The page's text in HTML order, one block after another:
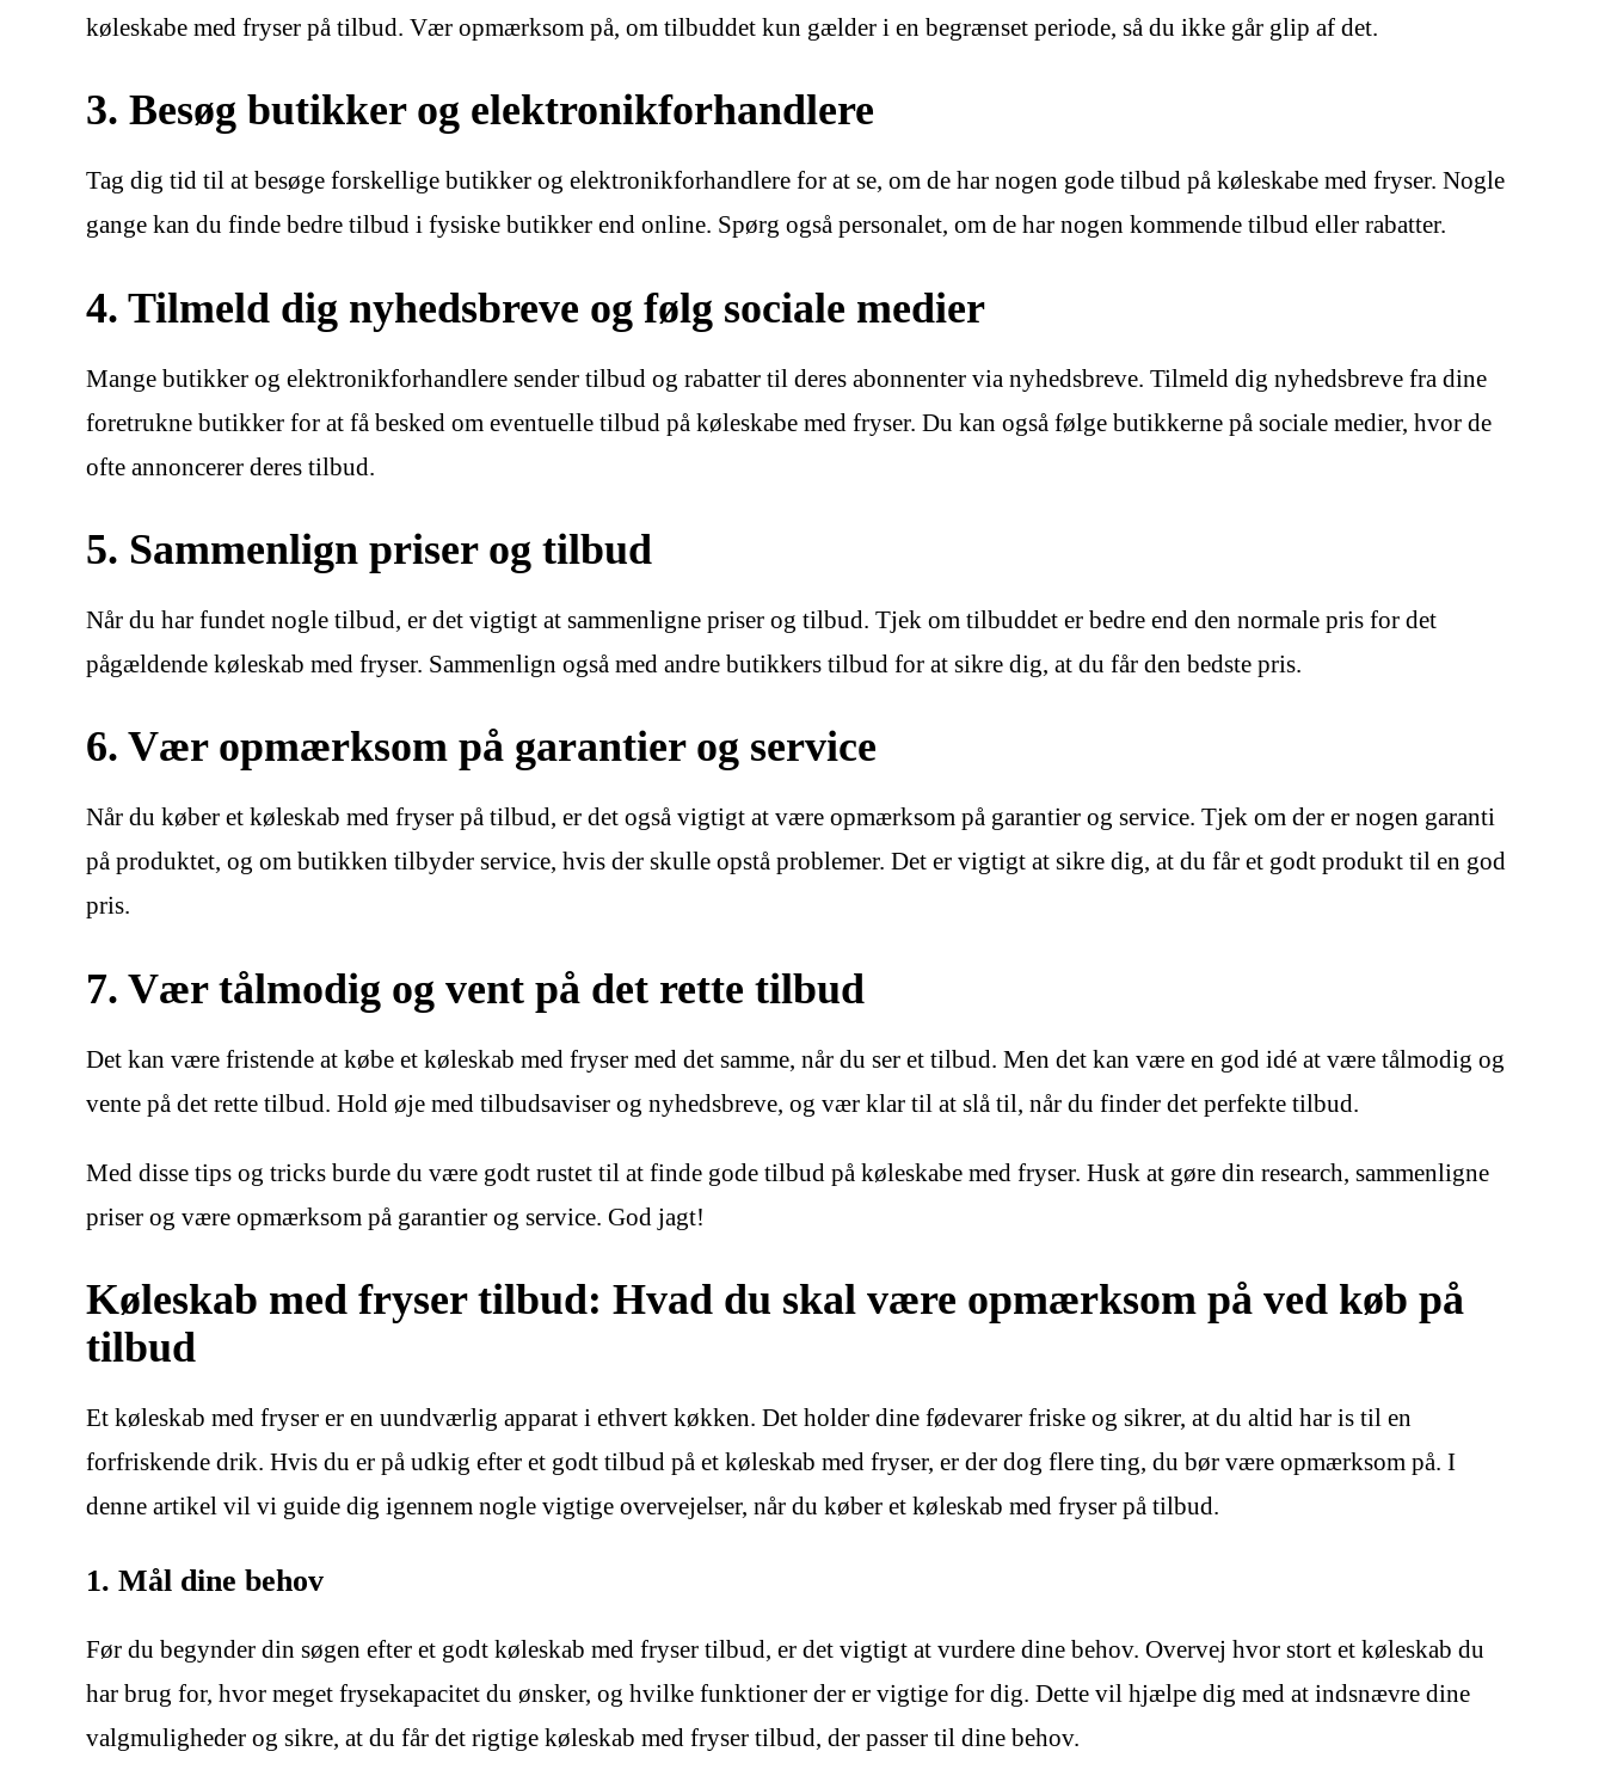
køleskabe med fryser på tilbud. Vær opmærksom på, om tilbuddet kun gælder i en begrænset periode, så du ikke går glip af det.
3. Besøg butikker og elektronikforhandlere
Tag dig tid til at besøge forskellige butikker og elektronikforhandlere for at se, om de har nogen gode tilbud på køleskabe med fryser. Nogle
gange kan du finde bedre tilbud i fysiske butikker end online. Spørg også personalet, om de har nogen kommende tilbud eller rabatter.
4. Tilmeld dig nyhedsbreve og følg sociale medier
Mange butikker og elektronikforhandlere sender tilbud og rabatter til deres abonnenter via nyhedsbreve. Tilmeld dig nyhedsbreve fra dine
foretrukne butikker for at få besked om eventuelle tilbud på køleskabe med fryser. Du kan også følge butikkerne på sociale medier, hvor de
ofte annoncerer deres tilbud.
5. Sammenlign priser og tilbud
Når du har fundet nogle tilbud, er det vigtigt at sammenligne priser og tilbud. Tjek om tilbuddet er bedre end den normale pris for det
pågældende køleskab med fryser. Sammenlign også med andre butikkers tilbud for at sikre dig, at du får den bedste pris.
6. Vær opmærksom på garantier og service
Når du køber et køleskab med fryser på tilbud, er det også vigtigt at være opmærksom på garantier og service. Tjek om der er nogen garanti
på produktet, og om butikken tilbyder service, hvis der skulle opstå problemer. Det er vigtigt at sikre dig, at du får et godt produkt til en god
pris.
7. Vær tålmodig og vent på det rette tilbud
Det kan være fristende at købe et køleskab med fryser med det samme, når du ser et tilbud. Men det kan være en god idé at være tålmodig og
vente på det rette tilbud. Hold øje med tilbudsaviser og nyhedsbreve, og vær klar til at slå til, når du finder det perfekte tilbud.
Med disse tips og tricks burde du være godt rustet til at finde gode tilbud på køleskabe med fryser. Husk at gøre din research, sammenligne
priser og være opmærksom på garantier og service. God jagt!
Køleskab med fryser tilbud: Hvad du skal være opmærksom på ved køb på
tilbud
Et køleskab med fryser er en uundværlig apparat i ethvert køkken. Det holder dine fødevarer friske og sikrer, at du altid har is til en
forfriskende drik. Hvis du er på udkig efter et godt tilbud på et køleskab med fryser, er der dog flere ting, du bør være opmærksom på. I
denne artikel vil vi guide dig igennem nogle vigtige overvejelser, når du køber et køleskab med fryser på tilbud.
1. Mål dine behov
Før du begynder din søgen efter et godt køleskab med fryser tilbud, er det vigtigt at vurdere dine behov. Overvej hvor stort et køleskab du
har brug for, hvor meget frysekapacitet du ønsker, og hvilke funktioner der er vigtige for dig. Dette vil hjælpe dig med at indsnævre dine
valgmuligheder og sikre, at du får det rigtige køleskab med fryser tilbud, der passer til dine behov.